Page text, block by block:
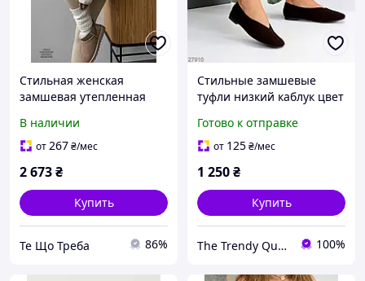
Стильная женская
замшевая утепленная
коричневого цвета S M
В наличии
от267₴/мес
2 673₴
Купить
Те Що Треба 86%
Стильные замшевые
туфли низкий каблук цвет
Готово к отправке
от 125₴/мес
1 250₴
Купить
The Trendy Queen - інтернет-магазин 100%